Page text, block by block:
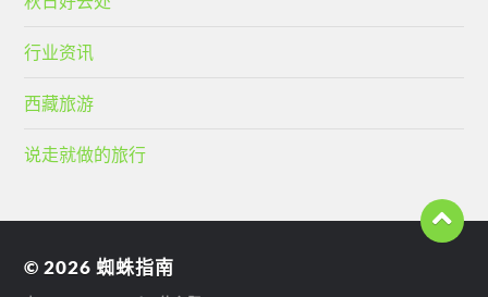
行业资讯
西藏旅游
说走就做的旅行
© 2026蜘蛛指南